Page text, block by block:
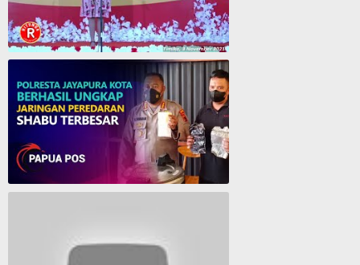
Cantika Manurung Raih Medali Emas di Pesparawi XIII se Tanah Papua
Polresta Jayapura Berhasil ungkap jaringan peredaran shabu terbesar